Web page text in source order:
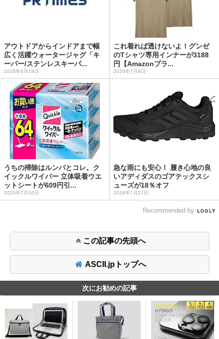
アウトドアからインドアまで幅
広く活躍ウォータージャグ「キ
ーパー/ステンレスキーパ...
2026年6月18日
これ着れば透けないよ！グンゼ
のTシャツ専用インナーが3188
円【Amazonプラ...
2026年7月9日
うちの掃除はルンバとコレ。ク
イックルワイパー 立体吸着ウエ
ットシートが609円引...
2026年7月10日
急な雨にも安心！ 履き心地の良
いアディダスのゴアテックスシ
ューズが18％オフ
2026年7月27日
Recommended by
この記事の先頭へ
ASCII.jpトップへ
次にお勧めの記事